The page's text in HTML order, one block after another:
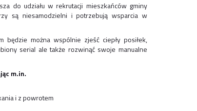
do udziału w rekrutacji mieszkańców gminy
są niesamodzielni i potrzebują wsparcia w
można wspólnie zjeść ciepły posiłek,
serial ale także rozwinąć swoje manualne
m.in.
i z powrotem